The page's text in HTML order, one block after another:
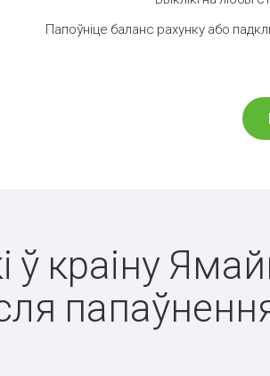
Папоўніце баланс рахунку або
ў краіну